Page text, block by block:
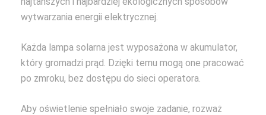
wytwarzania energii elektrycznej.
Każda lampa solarna jest wyposażona w akumulator,
który gromadzi prąd. Dzięki temu mogą one pracować
po zmroku, bez dostępu do sieci operatora.
Aby oświetlenie spełniało swoje zadanie, rozważ